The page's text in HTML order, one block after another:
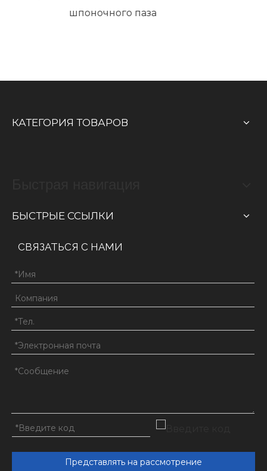
шпоночного паза
КАТЕГОРИЯ ТОВАРОВ
БЫСТРЫЕ ССЫЛКИ
СВЯЗАТЬСЯ С НАМИ
Представлять на рассмотрение